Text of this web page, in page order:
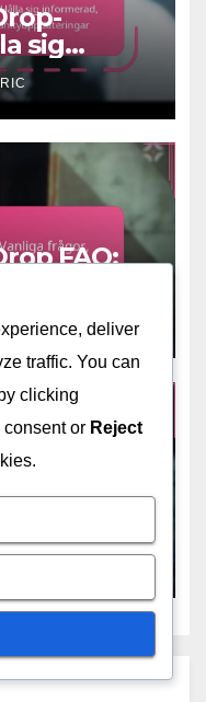
sig
för
FAQ:
deliver
traffic. You can
clicking
consent or Reject